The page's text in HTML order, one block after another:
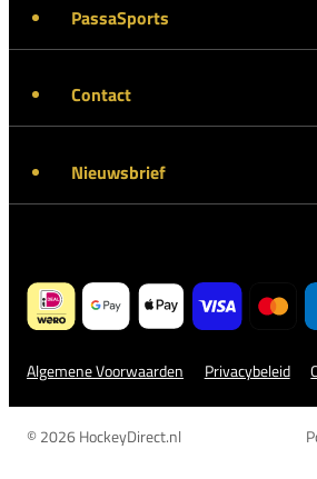
PassaSports
Contact
Nieuwsbrief
Algemene Voorwaarden Privacybeleid
© 2026 HockeyDirect.nl